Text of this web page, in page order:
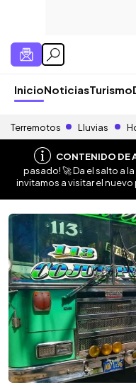
InicioNoticiasTurismo
Terremotos Lluvias
CONTENIDO DE
pasado! 🚀 Da el salto a
invitamos a visitar el